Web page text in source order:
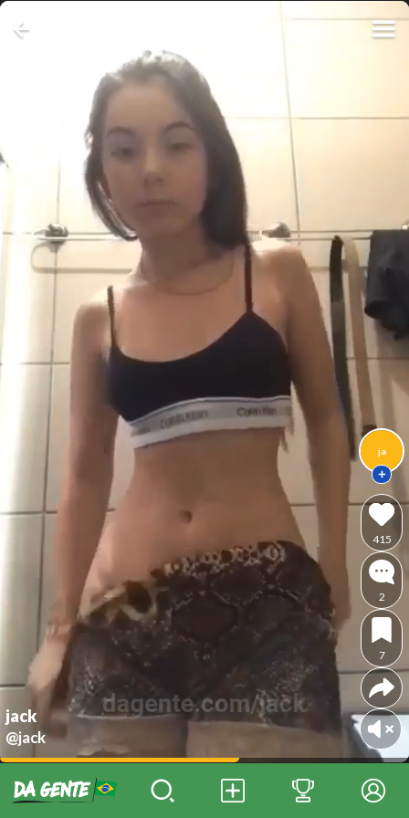
jack
@jack
ja
415
2
7